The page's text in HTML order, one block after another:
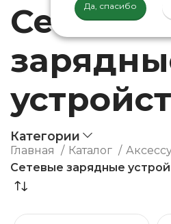
Да, спасибо
Сетевые
Категории
Главная Каталог
Сетевые зарядные